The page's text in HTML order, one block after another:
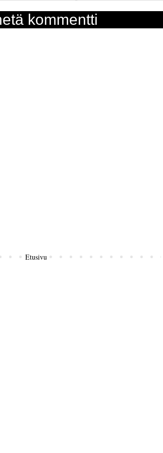
kommentti
Etusivu